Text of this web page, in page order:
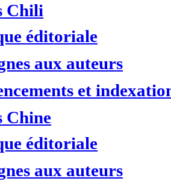
Chili
éditoriale
aux auteurs
et
Chine
éditoriale
aux auteurs